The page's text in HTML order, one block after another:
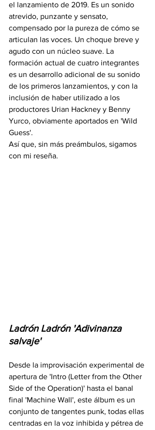
el lanzamiento de 2019. Es un sonido
atrevido, punzante y sensato,
compensado por la pureza de cómo se
articulan las voces. Un choque breve y
agudo con un núcleo suave. La
formación actual de cuatro integrantes
es un desarrollo adicional de su sonido
de los primeros lanzamientos, y con la
inclusión de haber utilizado a los
productores Urian Hackney y Benny
Yurco, obviamente aportados en 'Wild
Guess'.
Así que, sin más preámbulos, sigamos
con mi reseña.
Ladrón Ladrón 'Adivinanza
salvaje'
Desde la improvisación experimental de
apertura de 'Intro (Letter from the Other
Side of the Operation)' hasta el banal
final 'Machine Wall', este álbum es un
conjunto de tangentes punk, todas ellas
centradas en la voz inhibida y pétrea de